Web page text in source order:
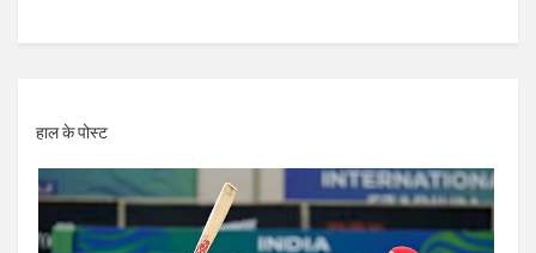
हाल के पोस्ट